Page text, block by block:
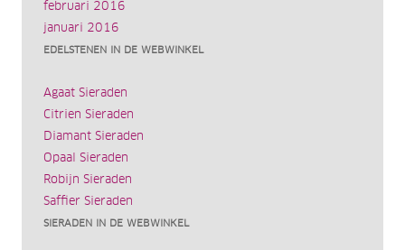
februari 2016
januari 2016
EDELSTENEN IN DE WEBWINKEL
Agaat Sieraden
Citrien Sieraden
Diamant Sieraden
Opaal Sieraden
Robijn Sieraden
Saffier Sieraden
SIERADEN IN DE WEBWINKEL